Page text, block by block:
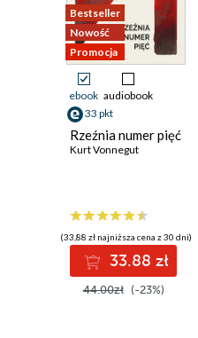
Bestseller
Nowość
Promocja
ebook audiobook
33 pkt
Rzeźnia numer pięć
Kurt Vonnegut
(33,88 zł najniższa cena z 30 dni)
33.88 zł
44.00zł (-23%)